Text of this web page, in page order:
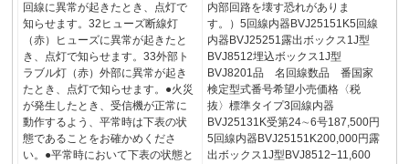
回線に異常が起きたとき、点灯で
知らせます。32ヒューズ断線灯
（赤）ヒューズに異常が起きたと
き、点灯で知らせます。33外部ト
ラブル灯（赤）外部に異常が起き
たとき、点灯で知らせます。●火災
が発生したとき、受信機が正常に
動作するよう、平常時は下表の状
態であることをお確かめくださ
い。●平常時において下表の状態と
内部回路を壊す恐れがありま
す。）5回線内器BVJ25151K5回線
内器BVJ25251露出ボックス1J型
BVJ8512埋込ボックス1J型
BVJ8201品 名回線数品 番国家
検定型式番号希望小売価格〈税
抜〉標準タイプ3回線内器
BVJ25131K受第24∼6号187,500円
5回線内器BVJ25151K200,000円露
出ボックス1J型BVJ8512−11,600